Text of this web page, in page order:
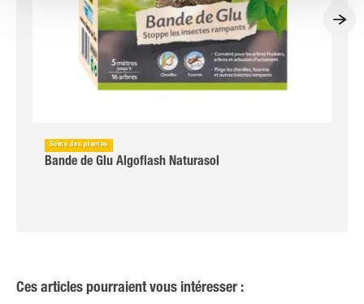
Soins des plantes
Bande de Glu Algoflash Naturasol
Ces articles pourraient vous intéresser :